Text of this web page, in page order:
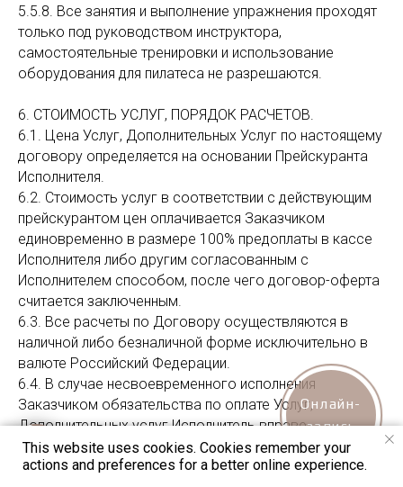
This website uses cookies. Cookies remember your
actions and preferences for a better online experience.
5.5.8. Все занятия и выполнение упражнения проходят
только под руководством инструктора,
самостоятельные тренировки и использование
оборудования для пилатеса не разрешаются.
6. СТОИМОСТЬ УСЛУГ, ПОРЯДОК РАСЧЕТОВ.
6.1. Цена Услуг, Дополнительных Услуг по настоящему
договору определяется на основании Прейскуранта
Исполнителя.
6.2. Стоимость услуг в соответствии с действующим
прейскурантом цен оплачивается Заказчиком
единовременно в размере 100% предоплаты в кассе
Исполнителя либо другим согласованным с
Исполнителем способом, после чего договор-оферта
считается заключенным.
6.3. Все расчеты по Договору осуществляются в
наличной либо безналичной форме исключительно в
валюте Российский Федерации.
6.4. В случае несвоевременного исполнения
Заказчиком обязательства по оплате Услуг,
Дополнительных услуг Исполнитель вправе
приостановить оказание таких Услуг.
6.5. Датой оплаты считается дата внесения денежных
Онлайн-
запись